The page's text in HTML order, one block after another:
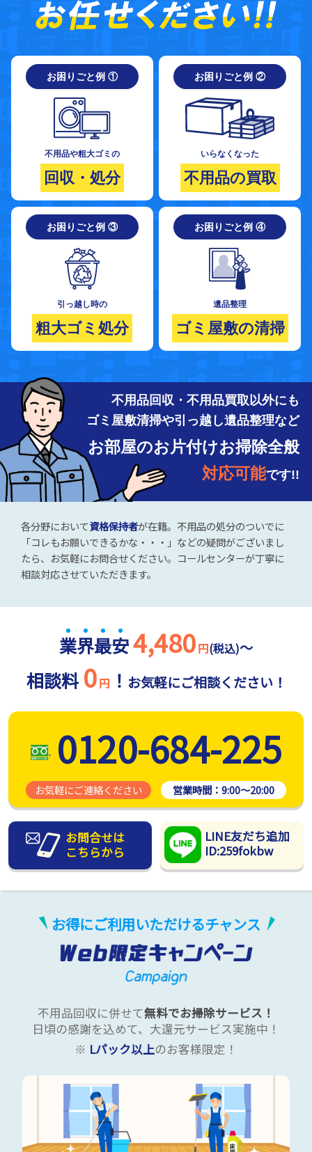
お困りごと例 ①
不用品や粗大ゴミの
回収・処分
お困りごと例 ②
いらなくなった
不用品の買取
お困りごと例 ③
引っ越し時の
粗大ゴミ処分
お困りごと例 ④
遺品整理
ゴミ屋敷の清掃
不用品回収・不用品買取以外にも
ゴミ屋敷清掃や引っ越し遺品整理など
お部屋のお片付けお掃除全般
対応可能です!!
各分野において資格保持者が在籍。不用品の処分のついでに
「コレもお願いできるかな・・・」などの疑問がございまし
たら、お気軽にお問合せください。コールセンターが丁寧に
相談対応させていただきます。
業界最安4,480円(税込)～
相談料 0 円 ！ お気軽にご相談ください！
0120-684-225
お気軽にご連絡ください 営業時間： 9:00～20:00
お問合せは
こちらから
LINE友だち追加
ID:259fokbw
お得にご利用いただけるチャンス
不用品回収に併せて無料でお掃除サービス！
日頃の感謝を込めて、大還元サービス実施中！
※ Lパック以上のお客様限定！